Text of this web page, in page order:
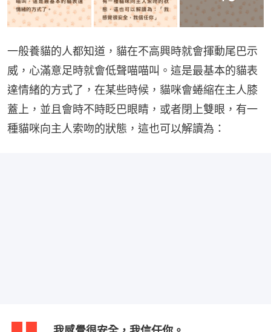
一般養貓的人都知道，貓在不高興時就會揮動尾巴示
威，心滿意足時就會低聲喵喵叫。這是最基本的貓表
達情緒的方式了，在某些時候，貓咪會蜷縮在主人膝
蓋上，並且會時不時眨巴眼睛，或者閉上雙眼，有一
種貓咪向主人索吻的狀態，這也可以解讀為：